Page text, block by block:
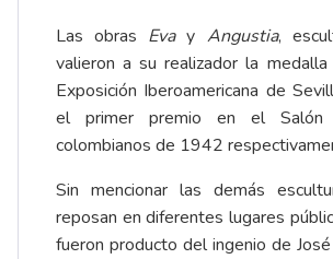
Las obras Evay Angustia,
valieron a su realizador la
Exposición Iberoamericana de
el primer premio en el Salón
colombianos de 1942
Sin mencionar las demás
reposan en diferentes lugares
fueron producto del ingenio de